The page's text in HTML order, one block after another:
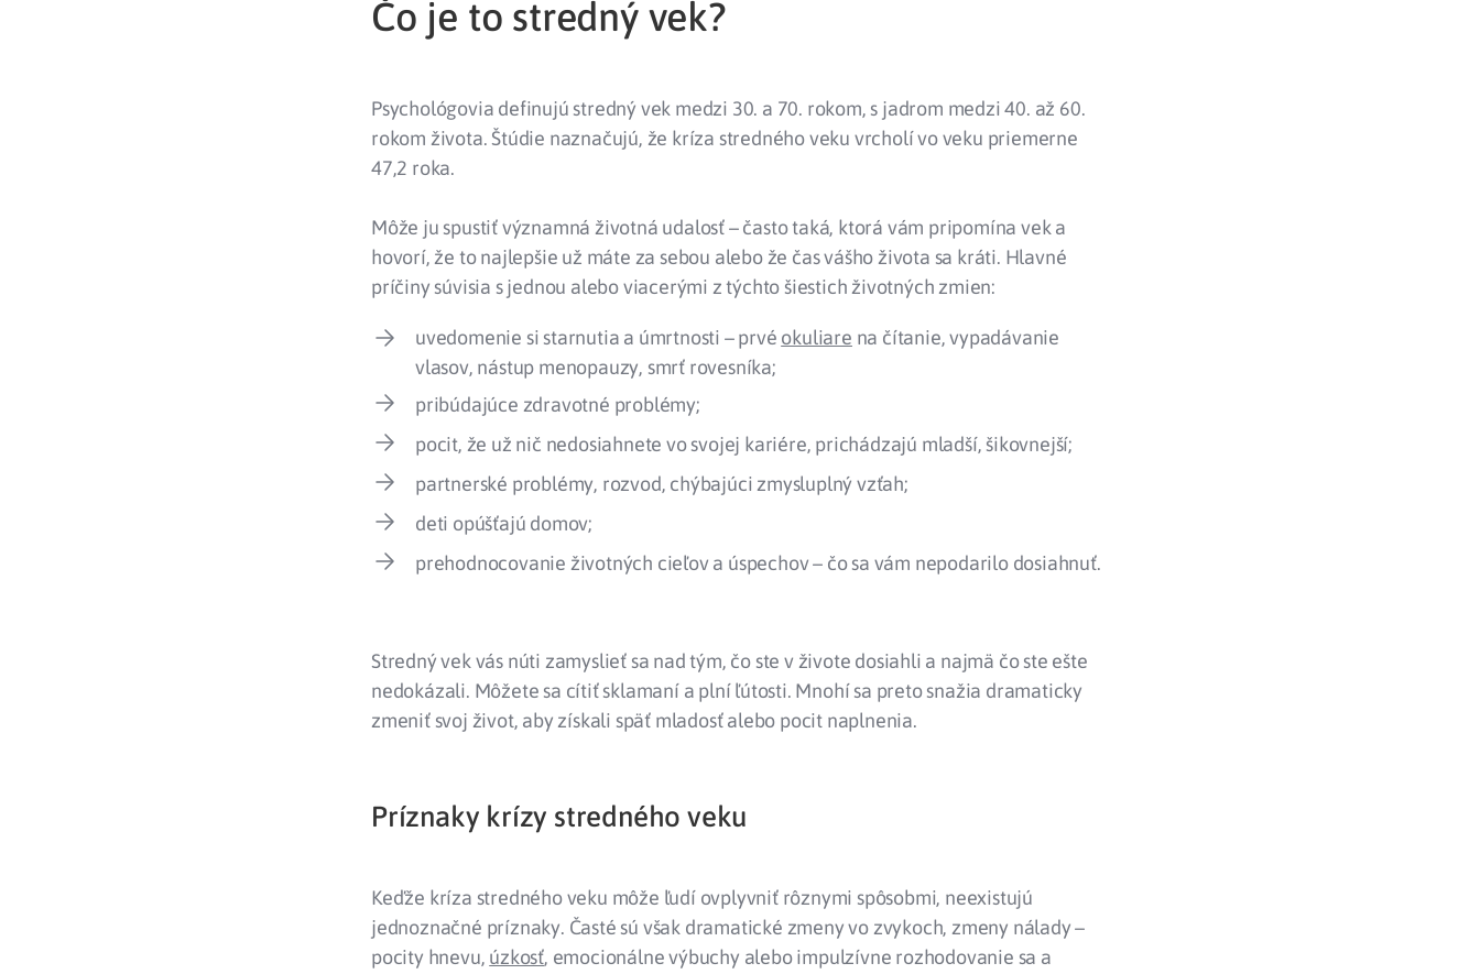
Čo je to stredný vek?
Psychológovia definujú stredný vek medzi 30. a 70. rokom, s jadrom medzi 40. až 60.
rokom života. Štúdie naznačujú, že kríza stredného veku vrcholí vo veku priemerne
47,2 roka.
Môže ju spustiť významná životná udalosť – často taká, ktorá vám pripomína vek a
hovorí, že to najlepšie už máte za sebou alebo že čas vášho života sa kráti. Hlavné
príčiny súvisia s jednou alebo viacerými z týchto šiestich životných zmien:
uvedomenie si starnutia a úmrtnosti – prvé okuliare na čítanie, vypadávanie
vlasov, nástup menopauzy, smrť rovesníka;
pribúdajúce zdravotné problémy;
pocit, že už nič nedosiahnete vo svojej kariére, prichádzajú mladší, šikovnejší;
partnerské problémy, rozvod, chýbajúci zmysluplný vzťah;
deti opúšťajú domov;
prehodnocovanie životných cieľov a úspechov – čo sa vám nepodarilo dosiahnuť.
Stredný vek vás núti zamyslieť sa nad tým, čo ste v živote dosiahli a najmä čo ste ešte
nedokázali. Môžete sa cítiť sklamaní a plní ľútosti. Mnohí sa preto snažia dramaticky
zmeniť svoj život, aby získali späť mladosť alebo pocit naplnenia.
Príznaky krízy stredného veku
Keďže kríza stredného veku môže ľudí ovplyvniť rôznymi spôsobmi, neexistujú
jednoznačné príznaky. Časté sú však dramatické zmeny vo zvykoch, zmeny nálady –
pocity hnevu, úzkosť, emocionálne výbuchy alebo impulzívne rozhodovanie sa a